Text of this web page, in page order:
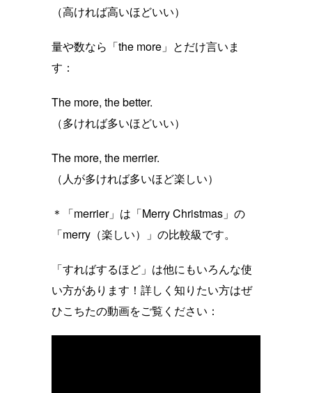
（高ければ高いほどいい）
量や数なら「the more」とだけ言いま
す：
The more, the better.
（多ければ多いほどいい）
The more, the merrier.
（人が多ければ多いほど楽しい）
＊「merrier」は「Merry Christmas」の
「merry（楽しい）」の比較級です。
「すればするほど」は他にもいろんな使
い方があります！詳しく知りたい方はぜ
ひこちたの動画をご覧ください：